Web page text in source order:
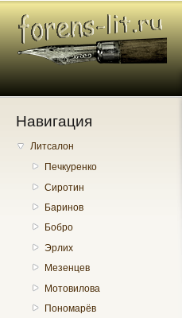
Навигация
Литсалон
Печкуренко
Сиротин
Баринов
Бобро
Эрлих
Мезенцев
Мотовилова
Пономарёв